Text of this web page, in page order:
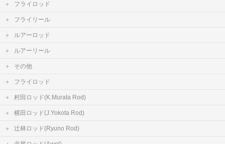
フライロッド
フライリール
ルアーロッド
ルアーリール
その他
フライロッド
村田ロッド(K.Murata Rod)
横田ロッド(J.Yokota Rod)
辻林ロッド(Ryuno Rod)